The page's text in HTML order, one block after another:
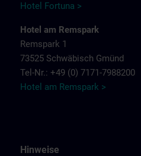
Hotel Fortuna >
Hotel am Remspark
Remspark 1
73525 Schwäbisch Gmünd
Tel-Nr.: +49 (0) 7171-7988200
Hotel am Remspark >
Hinweise